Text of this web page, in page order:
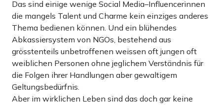
Das sind einige wenige Social Media–Influencerinnen
die mangels Talent und Charme kein einziges anderes
Thema bedienen können. Und ein blühendes
Abkassiersystem von NGOs, bestehend aus
grösstenteils unbetroffenen weissen oft jungen oft
weiblichen Personen ohne jeglichem Verständnis für
die Folgen ihrer Handlungen aber gewaltigem
Geltungsbedürfnis.
Aber im wirklichen Leben sind das doch gar keine